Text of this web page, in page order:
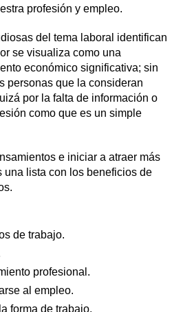
profesión y empleo.
del tema laboral identifican
se visualiza como una
económico significativa; sin
personas que la consideran
por la falta de información o
como que es un simple
e iniciar a atraer más
una lista con los beneficios de
de trabajo.
profesional.
al empleo.
forma de trabajo.